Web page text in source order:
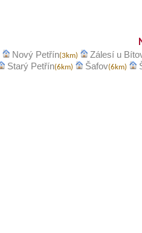
Nový Petřín(3km)
Zálesí u
Starý Petřín(6km) Šafov(6km)